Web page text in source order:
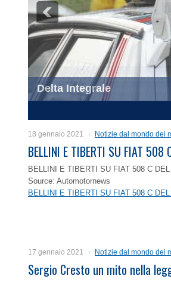
Delta Integrale
18 gennaio 2021 Notizie dal mondo dei
BELLINI E TIBERTI SU FIAT 508
BELLINI E TIBERTI SU FIAT 508 C
Source: Automotornews
BELLINI E TIBERTI SU FIAT 508 C
17 gennaio 2021 Notizie dal mondo dei
Sergio Cresto un mito nella